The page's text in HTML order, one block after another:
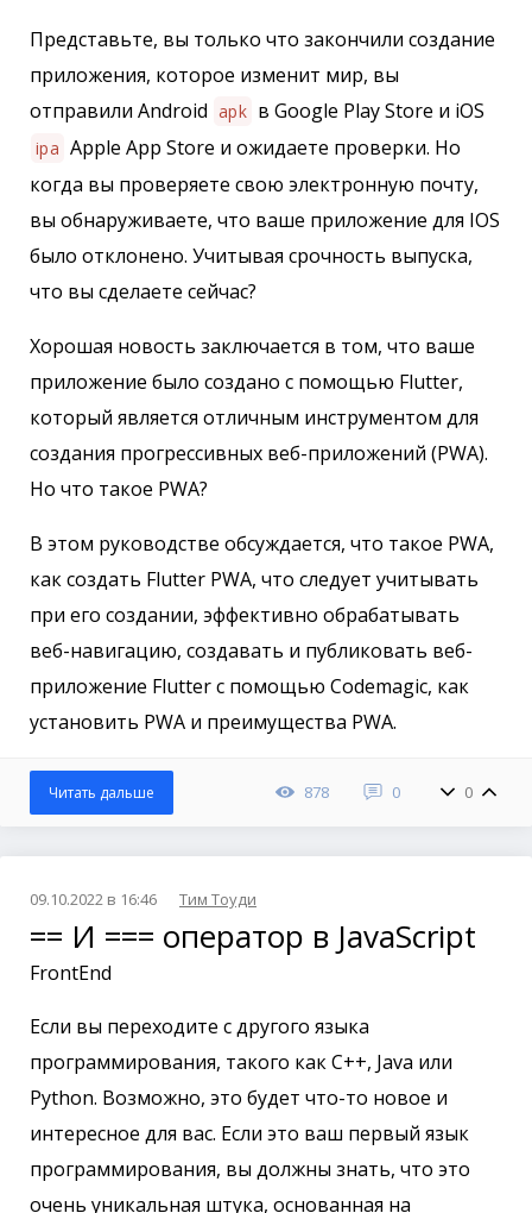
Представьте, вы только что закончили создание
приложения, которое изменит мир, вы
отправили Android apk в Google Play Store и iOS
ipa Apple App Store и ожидаете проверки. Но
когда вы проверяете свою электронную почту,
вы обнаруживаете, что ваше приложение для IOS
было отклонено. Учитывая срочность выпуска,
что вы сделаете сейчас?
Хорошая новость заключается в том, что ваше
приложение было создано с помощью Flutter,
который является отличным инструментом для
создания прогрессивных веб-приложений (PWA).
Но что такое PWA?
В этом руководстве обсуждается, что такое PWA,
как создать Flutter PWA, что следует учитывать
при его создании, эффективно обрабатывать
веб-навигацию, создавать и публиковать веб-
приложение Flutter с помощью Codemagic, как
установить PWA и преимущества PWA.
878 0 0
Читать дальше
09.10.2022 в 16:46 Тим Тоуди
== И === оператор в JavaScript
FrontEnd
Если вы переходите с другого языка
программирования, такого как C++, Java или
Python. Возможно, это будет что-то новое и
интересное для вас. Если это ваш первый язык
программирования, вы должны знать, что это
очень уникальная штука, основанная на